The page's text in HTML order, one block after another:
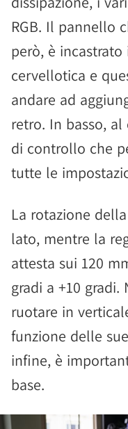
RGB. Il pannello
però, è
cervellotica e
andare ad
retro. In basso,
di controllo che
tutte le
La rotazione
lato, mentre la
attesta sui 120
gradi a +10
ruotare in
funzione delle
infine, è
base.